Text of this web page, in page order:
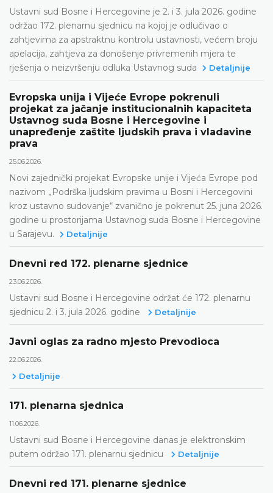
Ustavni sud Bosne i Hercegovine je 2. i 3. jula 2026. godine
održao 172. plenarnu sjednicu na kojoj je odlučivao o
zahtjevima za apstraktnu kontrolu ustavnosti, većem broju
apelacija, zahtjeva za donošenje privremenih mjera te
rješenja o neizvršenju odluka Ustavnog suda
Detaljnije
Evropska unija i Vijeće Evrope pokrenuli
projekat za jačanje institucionalnih kapaciteta
Ustavnog suda Bosne i Hercegovine i
unapređenje zaštite ljudskih prava i vladavine
prava
25.06.2026.
Novi zajednički projekat Evropske unije i Vijeća Evrope pod
nazivom „Podrška ljudskim pravima u Bosni i Hercegovini
kroz ustavno sudovanje“ zvanično je pokrenut 25. juna 2026.
godine u prostorijama Ustavnog suda Bosne i Hercegovine
u Sarajevu.
Detaljnije
Dnevni red 172. plenarne sjednice
23.06.2026.
Ustavni sud Bosne i Hercegovine održat će 172. plenarnu
sjednicu 2. i 3. jula 2026. godine
Detaljnije
Javni oglas za radno mjesto Prevodioca
22.06.2026.
Detaljnije
171. plenarna sjednica
11.06.2026.
Ustavni sud Bosne i Hercegovine danas je elektronskim
putem održao 171. plenarnu sjednicu
Detaljnije
Dnevni red 171. plenarne sjednice